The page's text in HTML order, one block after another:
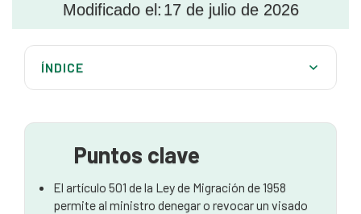
Modificado el: 17 de julio de 2026
ÍNDICE
visado
visado?
Puntos clave
El artículo 501 de la Ley de Migración de 1958
permite al ministro denegar o revocar un visado